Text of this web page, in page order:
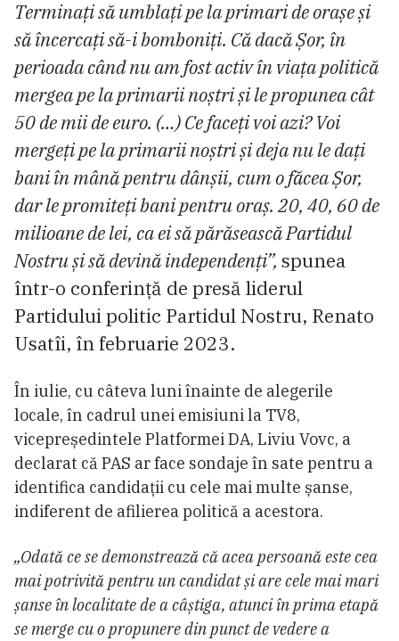
Terminați să umblați pe la primari de orașe și
să încercați să-i bomboniți. Că dacă Șor, în
perioada când nu am fost activ în viața politică
mergea pe la primarii noștri și le propunea cât
50 de mii de euro. (…) Ce faceți voi azi? Voi
mergeți pe la primarii noștri și deja nu le dați
bani în mână pentru dânșii, cum o făcea Șor,
dar le promiteți bani pentru oraș. 20, 40, 60 de
milioane de lei, ca ei să părăsească Partidul
Nostru și să devină independenți”, spunea
într-o conferință de presă liderul
Partidului politic Partidul Nostru, Renato
Usatîi, în februarie 2023.
În iulie, cu câteva luni înainte de alegerile
locale, în cadrul unei emisiuni la TV8,
vicepreședintele Platformei DA, Liviu Vovc, a
declarat că PAS ar face sondaje în sate pentru a
identifica candidații cu cele mai multe șanse,
indiferent de afilierea politică a acestora.
„Odată ce se demonstrează că acea persoană este cea
mai potrivită pentru un candidat și are cele mai mari
șanse în localitate de a câștiga, atunci în prima etapă
se merge cu o propunere din punct de vedere a